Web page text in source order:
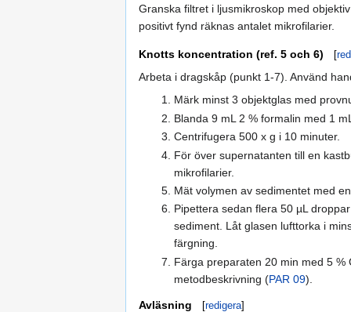
Granska filtret i ljusmikroskop med
positivt fynd räknas antalet mikrofilarier.
Knotts koncentration (ref. 5 och 6) [
Arbeta i dragskåp (punkt 1-7). Använd
Märk minst 3 objektglas med
Blanda 9 mL 2 % formalin med 1
Centrifugera 500 x g i 10 minuter.
För över supernatanten till en
mikrofilarier.
Mät volymen av sedimentet med
Pipettera sedan flera 50 µL
sediment. Låt glasen lufttorka i
färgning.
Färga preparaten 20 min med 5
metodbeskrivning (PAR 09).
Avläsning [redigera]